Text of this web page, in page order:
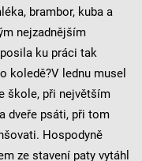
brambor, kuba a
nejzadnějším
ku práci tak
koledě?V lednu musel
škole, při největším
dveře psáti, při tom
Hospodyně
ze stavení paty vytáhl